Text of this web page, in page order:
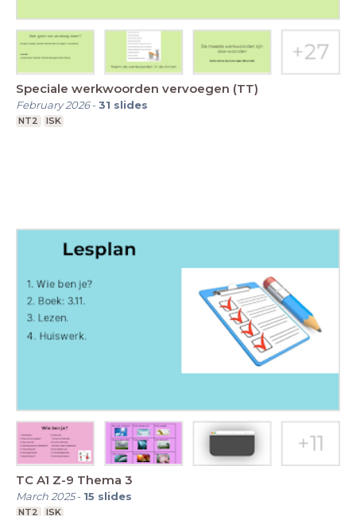
Speciale werkwoorden vervoegen (TT)
February 2026-31 slides
NT2 ISK
TC A1 Z-9 Thema 3
March 2025- 15 slides
NT2 ISK